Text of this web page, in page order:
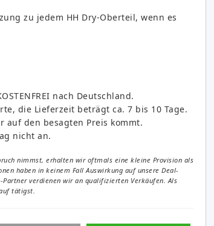
zu jedem HH Dry-Oberteil, wenn es
nach Deutschland.
die Lieferzeit beträgt ca. 7 bis 10 Tage.
auf den besagten Preis kommt.
nicht an.
nimmst, erhalten wir oftmals eine kleine Provision als
haben in keinem Fall Auswirkung auf unsere Deal-
Partner verdienen wir an qualifizierten Verkäufen. Als
tätigst.